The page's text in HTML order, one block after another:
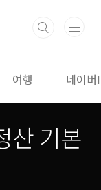
여행 네이
산 기본